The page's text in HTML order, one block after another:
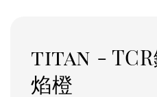
titan - TCR
焰橙